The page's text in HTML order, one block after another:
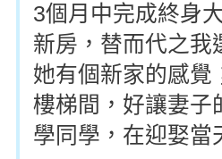
3個月中完成終身
新房，替而代之我
她有個新家的感覺
樓梯間，好讓妻子
學同學，在迎娶當